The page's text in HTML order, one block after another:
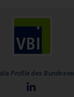
Profile des